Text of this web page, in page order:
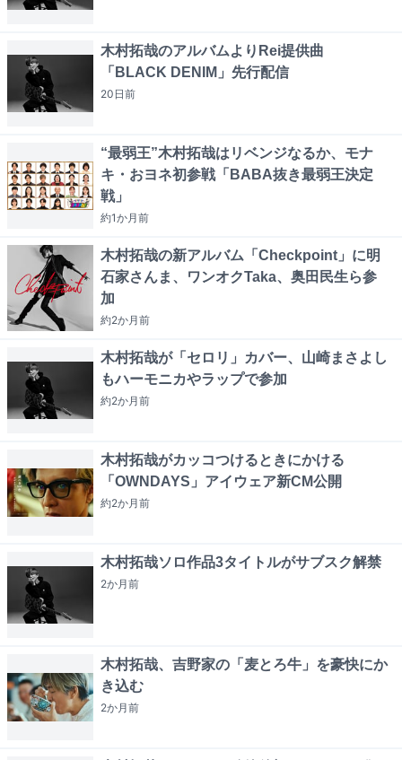
木村拓哉のアルバムよりRei提供曲
「BLACK DENIM」先行配信
20日前
“最弱王”木村拓哉はリベンジなるか、モナ
キ・おヨネ初参戦「BABA抜き最弱王決定
戦」
約1か月前
木村拓哉の新アルバム「Checkpoint」に明
石家さんま、ワンオクTaka、奥田民生ら参
加
約2か月前
木村拓哉が「セロリ」カバー、山崎まさよし
もハーモニカやラップで参加
約2か月前
木村拓哉がカッコつけるときにかける
「OWNDAYS」アイウェア新CM公開
約2か月前
木村拓哉ソロ作品3タイトルがサブスク解禁
2か月前
木村拓哉、吉野家の「麦とろ牛」を豪快にか
き込む
2か月前